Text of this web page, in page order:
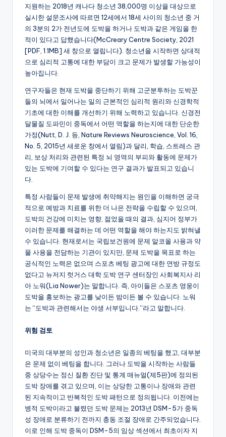
지원하는 2018년 캐나다 청소년 38,000명 이상을 대상으로
실시한 설문조사에 따르면 12세에서 18세 사이의 청소년 중 거
의 3분의 2가 전년도에 도박을 하거나 도박과 같은 게임을 한
적이 있다고 답했습니다(McCreary Centre Society, 2021
[PDF, 1.1MB] 새 창으로 열립니다). 청소년을 시작하면 상대적
으로 심리적 고통에 대한 부담이 크고 문제가 발생할 가능성이
높아집니다.
연구자들은 현재 도박을 중단하기 위해 고군분투하는 도박꾼
들의 뇌에서 일어나는 일의 근본적인 심리적 원리와 신경학적
기초에 대한 이해를 개선하기 위해 노력하고 있습니다. 신경전
달물질 도파민이 중독에서 어떤 역할을 하는지에 대한 단순한
가정(Nutt, D. J. 등, Nature Reviews Neuroscience, Vol. 16,
No. 5, 2015년 새로운 창에서 열림)과 달리, 학습, 스트레스 관
리, 보상 처리와 관련된 특정 뇌 영역의 부피와 활동에 문제가
있는 도박에 기여할 수 있다는 연구 결과가 발표되고 있습니
다.
특정 사람들이 문제 발생에 취약해지는 원인을 이해하면 궁극
적으로 예방과 치료를 위한 더 나은 전략을 수립할 수 있으며,
도박의 건강에 미치는 영향, 젊었을 때의 결과, 심지어 정부가
이러한 문제를 해결하는 데 어떤 역할을 해야 하는지도 밝혀낼
수 있습니다. 현재로서는 국립보건원에 문제 알코올 사용과 약
물 사용을 전담하는 기관이 있지만, 문제 도박을 목표로 하는
공식적인 노력은 없으며 스포츠 베팅 광고에 대한 연방 규정도
없다고 뉴저지 럿거스 대학 도박 연구 센터장인 사회복지사 리
아 노워(Lia Nower)는 말합니다. 즉, 아이들은 스포츠 영웅이
도박을 홍보하는 광고를 낮이든 밤이든 볼 수 있습니다. 노워
는 “도박과 관련해서는 야생 서부입니다.”라고 말합니다.
위험 검토
미국의 대부분의 성인과 청소년은 일종의 베팅을 했고, 대부분
은 문제 없이 베팅을 합니다. 그러나 도박을 시작하는 사람들
중 상당수는 정신 질환 진단 및 통계 매뉴얼(제5판)에 정의된
도박 장애를 겪고 있으며, 이는 상당한 고통이나 장애와 관련
된 지속적이고 반복적인 도박 패턴으로 정의됩니다. 이전에는
병적 도박이라고 불렸던 도박 문제는 2013년 DSM-5가 중독
성 장애로 분류하기 전까지 충동 조절 장애로 간주되었습니다.
이로 인해 도박 중독이 DSM-5의 임상 섹션에서 최초이자 지